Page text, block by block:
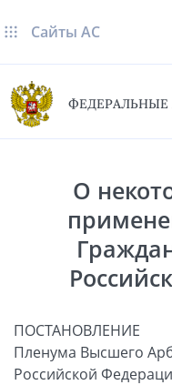
Сайты AC
О
ПОСТАНОВЛЕНИЕ
Пленума Высшего
Российской